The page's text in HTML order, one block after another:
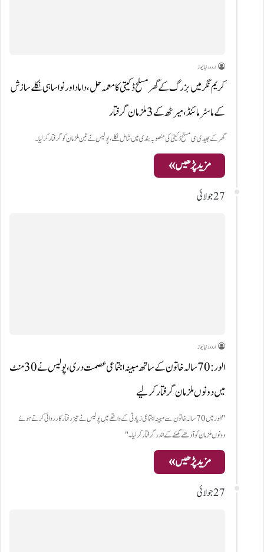
اردو دنیا نیوز
کریم نگر میں بزرگ کے گھر مسلح ڈکیتی کا معمہ حل، داماد اور نواسا ہی نکلے سازش
کے ماسٹر مائنڈ، میرٹھ کے 3 ملزمان گرفتار
گھر کے بھیدی ہی مسلح ڈکیتی کی منصوبہ بندی میں شامل نکلے، پولیس نے تین ملزمان کو گرفتار کر لیا۔
مزید پڑھیں »
27 جولائی
اردو دنیا نیوز
الور: 70 سالہ خاتون کے ساتھ مبینہ اجتماعی عصمت دری، پولیس نے 30 منٹ
میں دونوں ملزمان گرفتار کر لیے
"الور میں 70 سالہ خاتون سے مبینہ اجتماعی زیادتی کے واقعے میں پولیس نے تیز رفتار کارروائی کرتے ہوئے
دونوں ملزمان کو آدھے گھنٹے کے اندر گرفتار کر لیا۔"
مزید پڑھیں »
27 جولائی